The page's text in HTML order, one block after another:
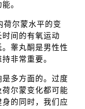
。
荷尔蒙水平的变
间的有氧运动
睾丸酮是男性性
非常重要。
多方面的。过度
尔蒙变化都可能
的同时，我们应